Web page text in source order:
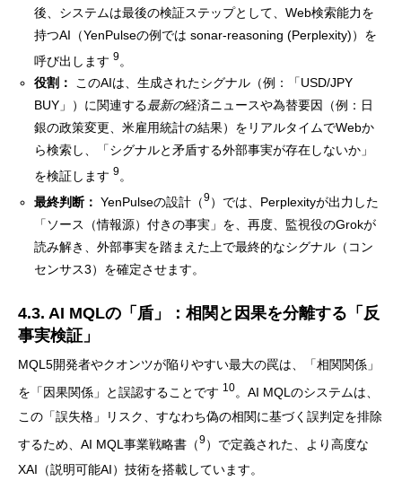
後、システムは最後の検証ステップとして、Web検索能力を
持つAI（YenPulseの例では sonar-reasoning (Perplexity)）を
呼び出します9。
役割：
このAIは、生成されたシグナル（例：「USD/JPY
BUY」）に関連する最新の経済ニュースや為替要因（例：日
銀の政策変更、米雇用統計の結果）をリアルタイムでWebか
ら検索し、「シグナルと矛盾する外部事実が存在しないか」
を検証します9。
最終判断： YenPulseの設計（9）では、Perplexityが出力した
「ソース（情報源）付きの事実」を、再度、監視役のGrokが
読み解き、外部事実を踏まえた上で最終的なシグナル（コン
センサス3）を確定させます。
4.3. AI MQLの「盾」：相関と因果を分離する「反
事実検証」
MQL5開発者やクオンツが陥りやすい最大の罠は、「相関関係」
を「因果関係」と誤認することです 10。AI MQLのシステムは、
この「誤失格」リスク、すなわち偽の相関に基づく誤判定を排除
するため、AI MQL事業戦略書（9）で定義された、より高度な
XAI（説明可能AI）技術を搭載しています。